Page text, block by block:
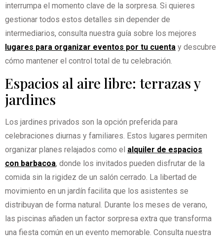
interrumpa el momento clave de la sorpresa. Si quieres
gestionar todos estos detalles sin depender de
intermediarios, consulta nuestra guía sobre los mejores
lugares para organizar eventos por tu cuenta y descubre
cómo mantener el control total de tu celebración.
Espacios al aire libre: terrazas y
jardines
Los jardines privados son la opción preferida para
celebraciones diurnas y familiares. Estos lugares permiten
organizar planes relajados como el alquiler de espacios
con barbacoa, donde los invitados pueden disfrutar de la
comida sin la rigidez de un salón cerrado. La libertad de
movimiento en un jardín facilita que los asistentes se
distribuyan de forma natural. Durante los meses de verano,
las piscinas añaden un factor sorpresa extra que transforma
una fiesta común en un evento memorable. Consulta nuestra